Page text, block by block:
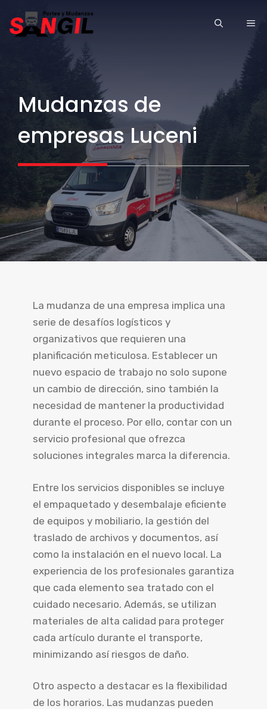
Mudanzas de
empresas Luceni
La mudanza de una empresa implica una
serie de desafíos logísticos y
organizativos que requieren una
planificación meticulosa. Establecer un
nuevo espacio de trabajo no solo supone
un cambio de dirección, sino también la
necesidad de mantener la productividad
durante el proceso. Por ello, contar con un
servicio profesional que ofrezca
soluciones integrales marca la diferencia.
Entre los servicios disponibles se incluye
el empaquetado y desembalaje eficiente
de equipos y mobiliario, la gestión del
traslado de archivos y documentos, así
como la instalación en el nuevo local. La
experiencia de los profesionales garantiza
que cada elemento sea tratado con el
cuidado necesario. Además, se utilizan
materiales de alta calidad para proteger
cada artículo durante el transporte,
minimizando así riesgos de daño.
Otro aspecto a destacar es la flexibilidad
de los horarios. Las mudanzas pueden